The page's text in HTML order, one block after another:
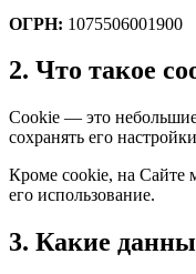
ОГРН: 1075506001900
2. Что такое
Cookie — это небольшие
сохранять его
Кроме cookie, на Сайте
его использование.
3. Какие